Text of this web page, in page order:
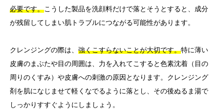
必要です。こうした製品を洗顔料だけで落とそうとすると、成分
が残留してしまい肌トラブルにつながる可能性があります。
クレンジングの際は、 強くこすらないことが大切です。特に薄い
皮膚のまぶたや目の周囲は、力を入れてこすると色素沈着（目の
周りのくすみ）や皮膚への刺激の原因となります。クレンジング
剤を肌になじませて軽くなでるように落とし、その後ぬるま湯で
しっかりすすぐようにしましょう。